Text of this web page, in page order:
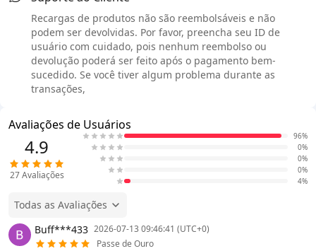
Recargas de produtos não são reembolsáveis e não
podem ser devolvidas. Por favor, preencha seu ID de
usuário com cuidado, pois nenhum reembolso ou
devolução poderá ser feito após o pagamento bem-
sucedido. Se você tiver algum problema durante as
transações,
Avaliações de Usuários
4.9
27Avaliações
96%
0%
0%
0%
4%
Todas as Avaliações
Buff***433 2026-07-13 09:46:41 (UTC+0)
Passe de Ouro